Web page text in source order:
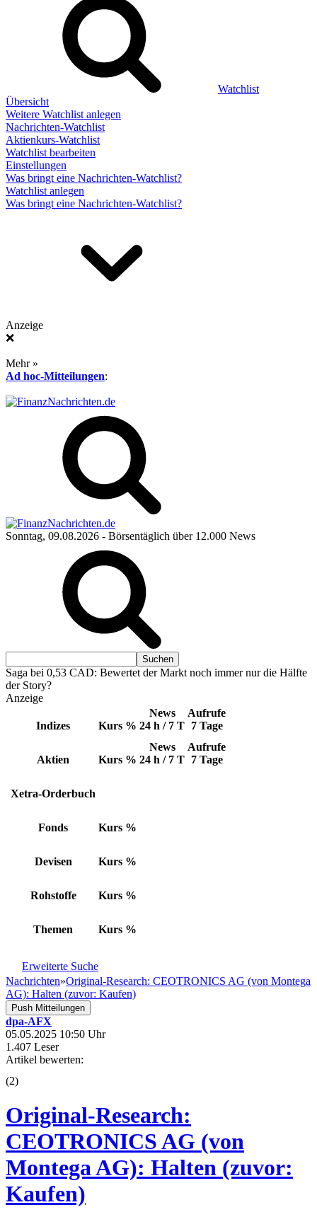
Watchlist
Übersicht
Weitere Watchlist anlegen
Nachrichten-Watchlist
Aktienkurs-Watchlist
Watchlist bearbeiten
Einstellungen
Was bringt eine Nachrichten-Watchlist?
Watchlist anlegen
Was bringt eine Nachrichten-Watchlist?
Anzeige
❌
Mehr »
Ad hoc-Mitteilungen:
Sonntag, 09.08.2026 - Börsentäglich über 12.000 News
Saga bei 0,53 CAD: Bewertet der Markt noch immer nur die Hälfte
der Story?
Anzeige
Indizes Kurs %
News
24 h / 7 T
Aufrufe
7 Tage
Aktien Kurs %
News
24 h / 7 T
Aufrufe
7 Tage
Xetra-Orderbuch
Fonds Kurs %
Devisen Kurs %
Rohstoffe Kurs %
Themen Kurs %
Erweiterte Suche
Nachrichten»Original-Research: CEOTRONICS AG (von Montega
AG): Halten (zuvor: Kaufen)
Push Mitteilungen
dpa-AFX
05.05.2025 10:50 Uhr
1.407 Leser
Artikel bewerten:
(2)
Original-Research:
CEOTRONICS AG (von
Montega AG): Halten (zuvor:
Kaufen)